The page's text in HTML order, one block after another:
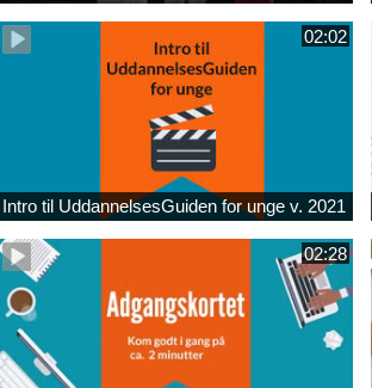
02:02
Intro til UddannelsesGuiden for unge v. 2021
02:28